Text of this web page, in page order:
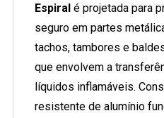
Espiralé projetada para
seguro em partes
tachos, tambores e
que envolvem a
líquidos inflamáveis.
resistente de alumínio